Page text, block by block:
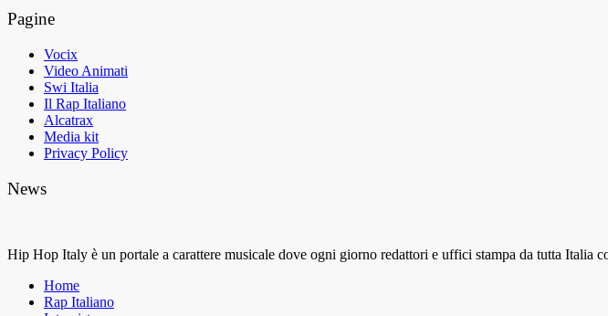
Pagine
Vocix
Video Animati
Swi Italia
Il Rap Italiano
Alcatrax
Media kit
Privacy Policy
News
Hip Hop Italy è un portale a carattere musicale dove ogni giorno redattori e uffici stampa da tutta Italia
Home
Rap Italiano